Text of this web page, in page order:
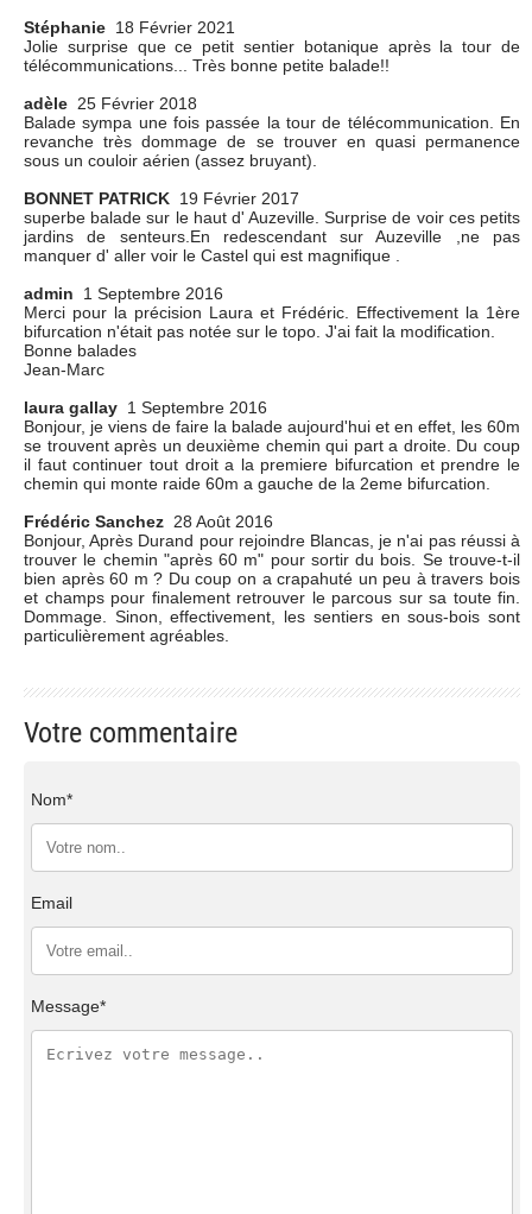
Stéphanie 18 Février 2021
Jolie surprise que ce petit sentier botanique après la tour de
télécommunications... Très bonne petite balade!!
adèle 25 Février 2018
Balade sympa une fois passée la tour de télécommunication. En
revanche très dommage de se trouver en quasi permanence
sous un couloir aérien (assez bruyant).
BONNET PATRICK 19 Février 2017
superbe balade sur le haut d' Auzeville. Surprise de voir ces petits
jardins de senteurs.En redescendant sur Auzeville ,ne pas
manquer d' aller voir le Castel qui est magnifique .
admin
1 Septembre 2016
Merci pour la précision Laura et Frédéric. Effectivement la 1ère
bifurcation n'était pas notée sur le topo. J'ai fait la modification.
Bonne balades
Jean-Marc
laura gallay 1 Septembre 2016
Bonjour, je viens de faire la balade aujourd'hui et en effet, les 60m
se trouvent après un deuxième chemin qui part a droite. Du coup
il faut continuer tout droit a la premiere bifurcation et prendre le
chemin qui monte raide 60m a gauche de la 2eme bifurcation.
Frédéric Sanchez 28 Août 2016
Bonjour, Après Durand pour rejoindre Blancas, je n'ai pas réussi à
trouver le chemin "après 60 m" pour sortir du bois. Se trouve-t-il
bien après 60 m ? Du coup on a crapahuté un peu à travers bois
et champs pour finalement retrouver le parcous sur sa toute fin.
Dommage. Sinon, effectivement, les sentiers en sous-bois sont
particulièrement agréables.
Votre commentaire
Nom*
Email
Message*